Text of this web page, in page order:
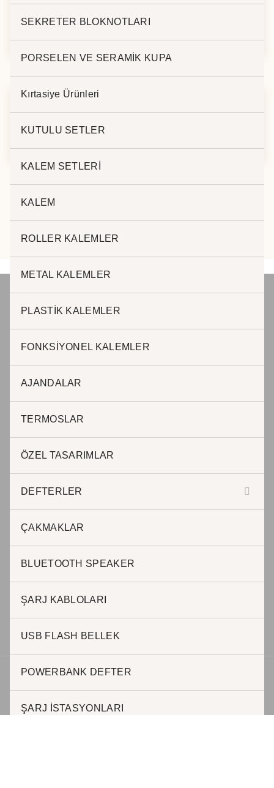
SEKRETER BLOKNOTLARI
PORSELEN VE SERAMİK KUPA
Kırtasiye Ürünleri
KUTULU SETLER
KALEM SETLERİ
KALEM
ROLLER KALEMLER
METAL KALEMLER
PLASTİK KALEMLER
FONKSİYONEL KALEMLER
AJANDALAR
TERMOSLAR
ÖZEL TASARIMLAR
DEFTERLER
ÇAKMAKLAR
BLUETOOTH SPEAKER
ŞARJ KABLOLARI
USB FLASH BELLEK
POWERBANK DEFTER
ŞARJ İSTASYONLARI
M.TÜKENMEZ
TÜKENMEZ
JADE PROMOSYON Reklam ve Matbaa
www.jadepromosyon.com www.kurumsalhediyelik.com.tr
Adnan Kahveci Mah. Osmanlı Cad. No:51 / 40 Beylikdüzü
T : 0212 999 0 845 / Cep: 0507 242 11 60
BURSA OFİS
Halil AKKAR
0 505 623 63 57
h.akkar@jadepromosyon.com
bursa@kurumsalhediyelik.com.tr